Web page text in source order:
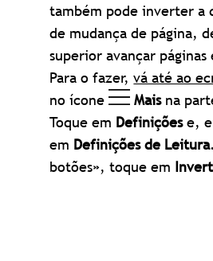
também pode inverter a
de mudança de página,
superior avançar
Para o fazer,vá até ao
no ícone
Maisna
Toque em Definiçõese,
em Definições de Leitura
botões», toque em